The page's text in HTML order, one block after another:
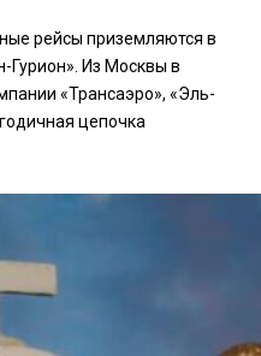
рейсы приземляются в
Гурион». Из Москвы в
«Трансаэро», «Эль-
цепочка